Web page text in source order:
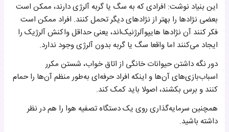
این بنیاد نوشت: افرادی که به سگ یا گربه آلرژی دارند، ممکن است
بعضی نژادها را بهتر از نژادهای دیگر تحمل کنند. افراد ممکن است
فکر کنند آن نژادها هایپوآلرژنیک‌اند، یعنی حداقل واکنش آلرژیک را
ایجاد می‌کنند اما واقعا سگ یا گربه بدون آلرژی وجود ندارد.
دور نگه داشتن حیوانات خانگی از اتاق خواب، شستن مکرر
اسباب‌بازی‌های آن‌ها و اینکه افراد حرفه‌ای به‌طور منظم آن‌ها را حمام
کنند و برس بکشند، اصولا باید کمک کند.
همچنین سرمایه‌گذاری روی یک دستگاه تصفیه هوا را هم در نظر
داشته باشید.